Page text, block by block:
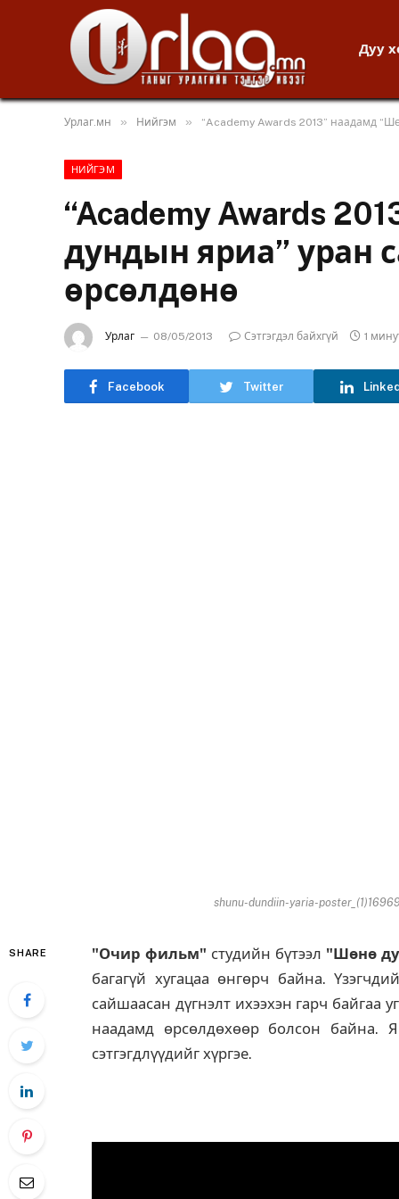
Дуу
Урлаг.мн » Нийгэм » “Academy Awards 2013” наадамд
НИЙГЭМ
“Academy Awards
дундын яриа” уран
өрсөлдөнө
Урлаг 08/05/2013 Сэтгэгдэл байхгүй 1
Facebook Twitter
shunu-dundiin-yaria-
SHARE "Очир фильм" студийн бүтээл "Шөнө
багагүй хугацаа өнгөрч байна.
сайшаасан дүгнэлт ихээхэн гарч байгаа
наадамд өрсөлдөхөөр болсон байна.
сэтгэгдлүүдийг хүргэе.